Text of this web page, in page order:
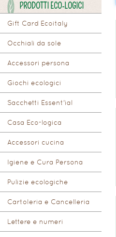
PRODOTTI ECO-LOGICI
Gift Card Ecoitaly
Occhiali da sole
Accessori persona
Giochi ecologici
Sacchetti Essent'ial
Casa Eco-logica
Accessori cucina
Igiene e Cura Persona
Pulizie ecologiche
Cartoleria e Cancelleria
Lettere e numeri